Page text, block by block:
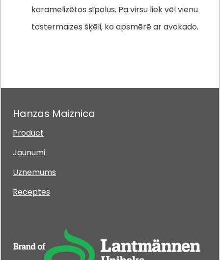
karamelizētos sīpolus. Pa virsu liek vēl vienu
tostermaizes šķēli, ko apsmērē ar avokado.
Hanzas Maiznica
Product
Jaunumi
Uznemums
Receptes